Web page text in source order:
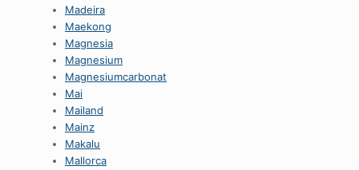
Madeira
Maekong
Magnesia
Magnesium
Magnesiumcarbonat
Mai
Mailand
Mainz
Makalu
Mallorca